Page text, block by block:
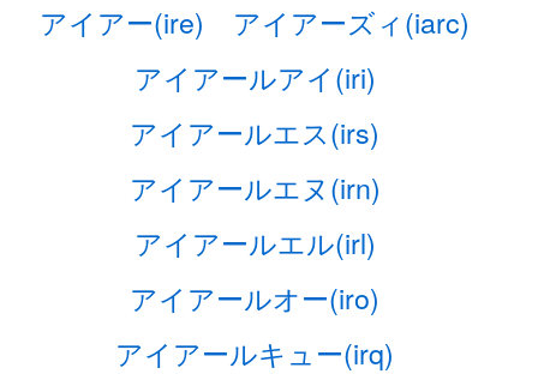
アイアー(ire)
アイアーズィ(iarc)
アイアールアイ(iri)
アイアールエス(irs)
アイアールエヌ(irn)
アイアールエル(irl)
アイアールオー(iro)
アイアールキュー(irq)